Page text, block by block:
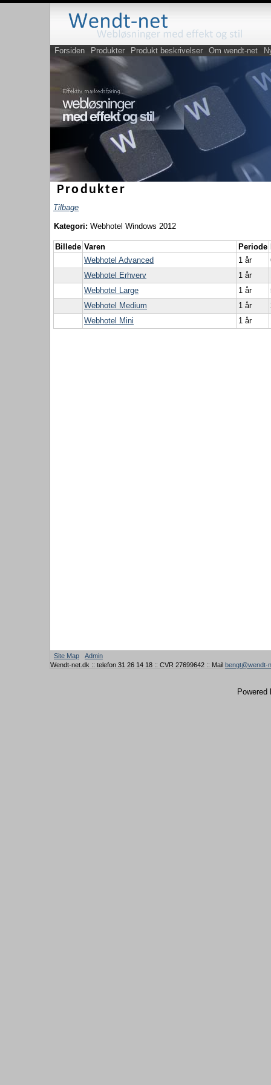
Forsiden Produkter Produkt beskrivelser Om wendt-net
Produkter
Tilbage
Kategori: Webhotel Windows 2012
Billede Varen Periode
Webhotel Advanced
1 år
Webhotel Erhverv
1 år
Webhotel Large
1 år
Webhotel Medium
1 år
Webhotel Mini
1 år
Site Map
Admin
Wendt-net.dk :: telefon 31 26 14 18 :: CVR 27699642 :: Mail bengt@wendt-